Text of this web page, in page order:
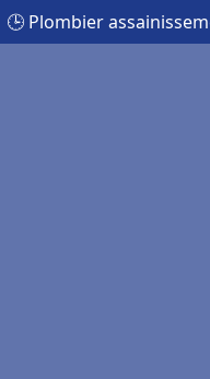
🕒 Plombier